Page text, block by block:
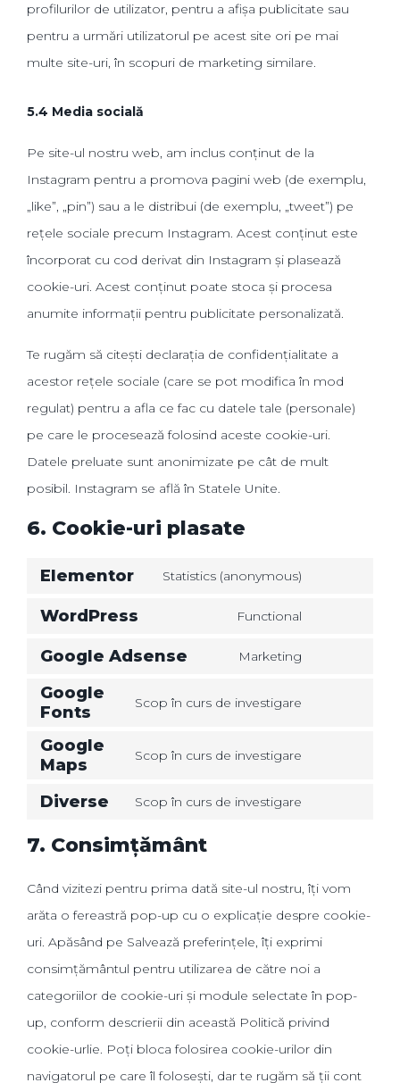
profilurilor de utilizator, pentru a afișa publicitate sau
pentru a urmări utilizatorul pe acest site ori pe mai
multe site-uri, în scopuri de marketing similare.
5.4 Media socială
Pe site-ul nostru web, am inclus conținut de la
Instagram pentru a promova pagini web (de exemplu,
„like”, „pin”) sau a le distribui (de exemplu, „tweet”) pe
rețele sociale precum Instagram. Acest conținut este
încorporat cu cod derivat din Instagram și plasează
cookie-uri. Acest conținut poate stoca și procesa
anumite informații pentru publicitate personalizată.
Te rugăm să citești declarația de confidențialitate a
acestor rețele sociale (care se pot modifica în mod
regulat) pentru a afla ce fac cu datele tale (personale)
pe care le procesează folosind aceste cookie-uri.
Datele preluate sunt anonimizate pe cât de mult
posibil. Instagram se află în Statele Unite.
6. Cookie-uri plasate
Elementor Statistics (anonymous)
WordPress Functional
Google Adsense Marketing
Google
Fonts
Scop în curs de investigare
Google
Maps
Scop în curs de investigare
Diverse Scop în curs de investigare
7. Consimțământ
Când vizitezi pentru prima dată site-ul nostru, îți vom
arăta o fereastră pop-up cu o explicație despre cookie-
uri. Apăsând pe Salvează preferințele, îți exprimi
consimțământul pentru utilizarea de către noi a
categoriilor de cookie-uri și module selectate în pop-
up, conform descrierii din această Politică privind
cookie-urlie. Poți bloca folosirea cookie-urilor din
navigatorul pe care îl folosești, dar te rugăm să ții cont